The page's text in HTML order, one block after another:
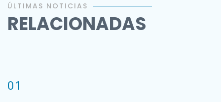
ÚLTIMAS NOTICIAS
RELACIONADAS
01